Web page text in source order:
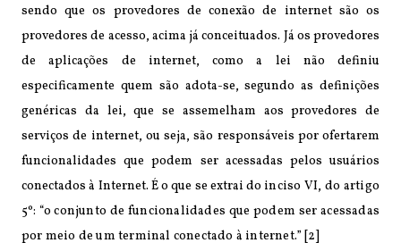
sendo que os provedores de conexão de internet são os
provedores de acesso, acima já conceituados. Já os provedores
de aplicações de internet, como a lei não definiu
especificamente quem são adota-se, segundo as definições
genéricas da lei, que se assemelham aos provedores de
serviços de internet, ou seja, são responsáveis por ofertarem
funcionalidades que podem ser acessadas pelos usuários
conectados à Internet. É o que se extrai do inciso VI, do artigo
5º: “o conjunto de funcionalidades que podem ser acessadas
por meio de um terminal conectado à internet.” [2]